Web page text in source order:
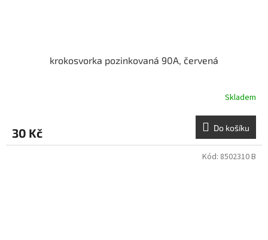
krokosvorka pozinkovaná 90A, červená
Skladem
30 Kč Do košíku
Kód: 8502310 B